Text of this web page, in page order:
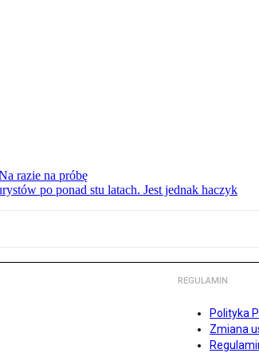
razie na próbę
po ponad stu latach. Jest jednak haczyk
REGULAMIN
Polityka
Zmiana